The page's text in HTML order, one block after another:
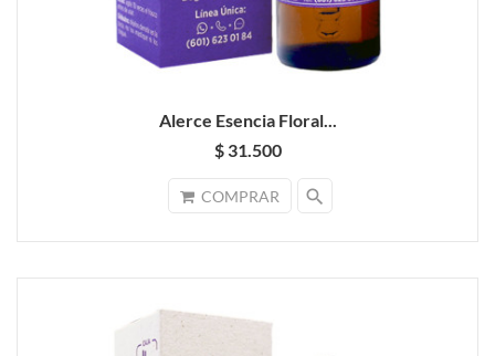
Alerce Esencia Floral...
$ 31.500
COMPRAR search